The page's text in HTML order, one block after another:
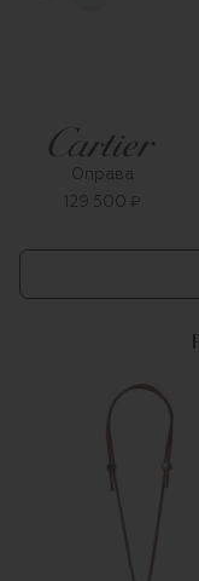
Оправа
129 500 ₽